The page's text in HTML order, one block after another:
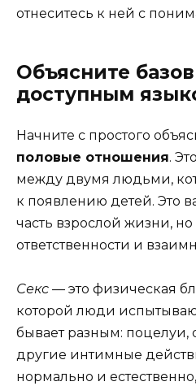
отнеситесь к ней с
Объясните
доступным
Начните с простого
половые отношения.
между двумя людьми,
к появлению детей. Это
часть взрослой жизни, но
ответственности и
Секс — это физическая
которой люди
бывает разным: поцелуи,
другие интимные
нормально и